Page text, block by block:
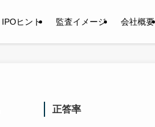
IPOヒント 監査イメージ 会社概要
正答率